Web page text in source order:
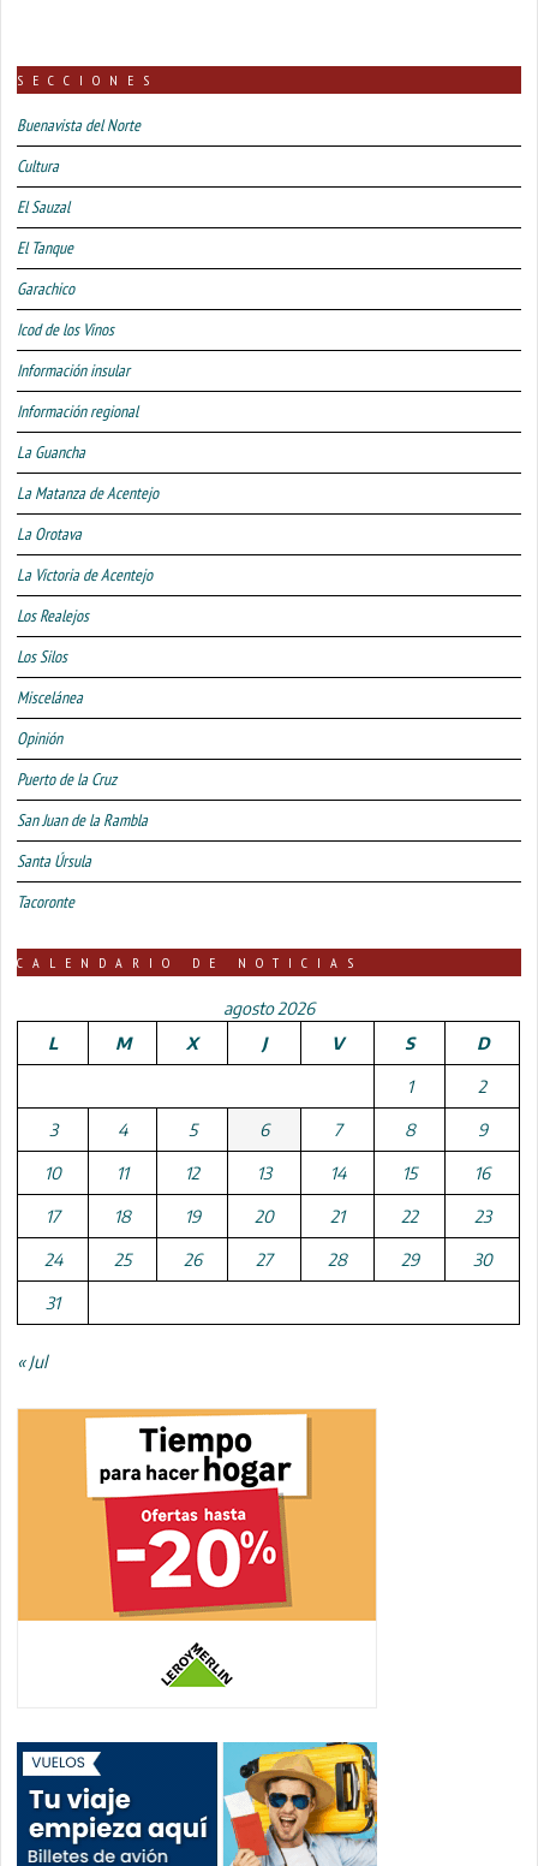
SECCIONES
Buenavista del Norte
Cultura
El Sauzal
El Tanque
Garachico
Icod de los Vinos
Información insular
Información regional
La Guancha
La Matanza de Acentejo
La Orotava
La Victoria de Acentejo
Los Realejos
Los Silos
Miscelánea
Opinión
Puerto de la Cruz
San Juan de la Rambla
Santa Úrsula
Tacoronte
CALENDARIO DE NOTICIAS
agosto 2026
L
M X J V S D
1 2
3 4 5 6 7 8 9
10 11 12 13 14 15 16
17 18 19 20 21 22 23
24 25 26 27 28 29 30
31
« Jul